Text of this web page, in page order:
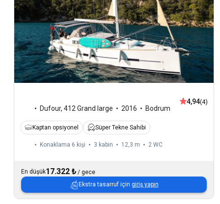
Dufour, 412 Grand large 2016 Bodrum
4,94(4)
Kaptan opsiyonel Süper Tekne Sahibi
Konaklama 6 kişi 3 kabin 12,3 m 2 WC
En düşük17.322 ₺ / gece
Ekstra tasarruf için giriş yapın